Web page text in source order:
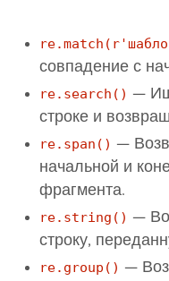
совпадение с
re.search() —
строке и
re.span() —
начальной и
фрагмента.
re.string() —
строку,
re.group() —